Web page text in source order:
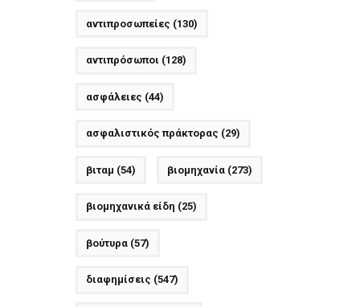
αντιπροσωπείες (130)
αντιπρόσωποι (128)
ασφάλειες (44)
ασφαλιστικός πράκτορας (29)
βιταμ (54) βιομηχανία(273)
βιομηχανικά είδη (25)
βούτυρα(57)
διαφημίσεις (547)